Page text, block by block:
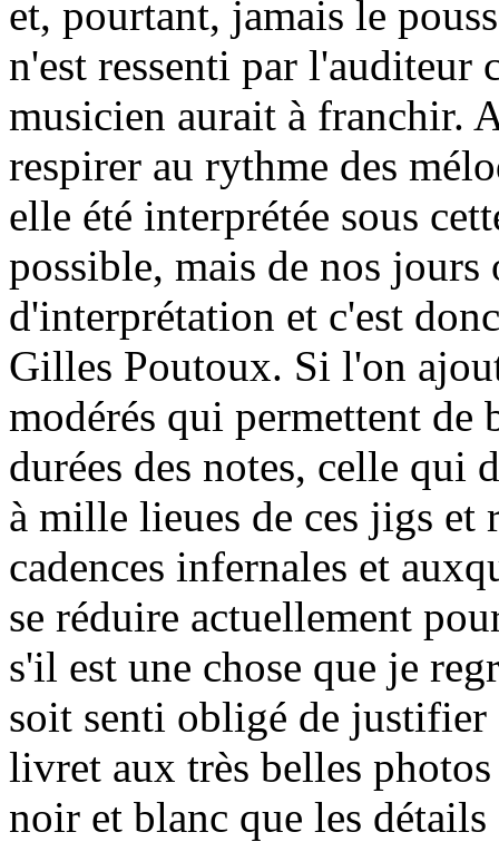
et, pourtant, jamais le
n'est ressenti par l'auditeur
musicien aurait à franchir.
respirer au rythme des
elle été interprétée sous
possible, mais de nos jours
d'interprétation et c'est
Gilles Poutoux. Si l'on
modérés qui permettent
durées des notes, celle qui
à mille lieues de ces jigs et
cadences infernales et
se réduire actuellement
s'il est une chose que je
soit senti obligé de
livret aux très belles
noir et blanc que les